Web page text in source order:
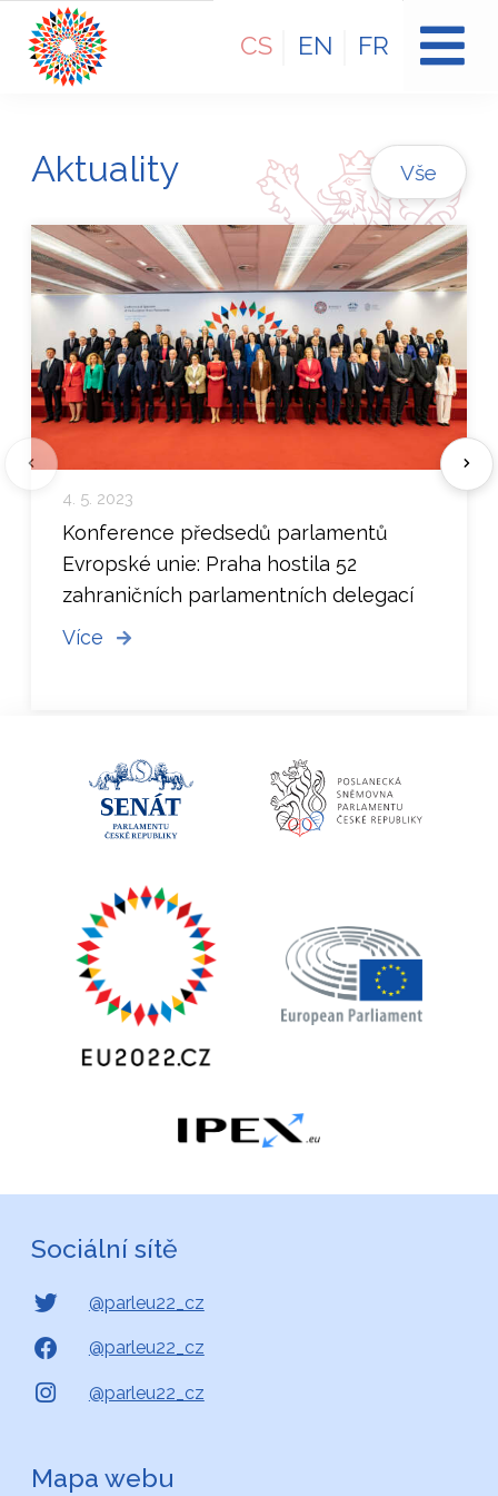
CS EN FR
Aktuality Vše
Konference předsedů parlamentů
Evropské unie: Praha hostila 52
zahraničních parlamentních delegací
4. 5. 2023
Více
Sociální sítě
@parleu22_cz
@parleu22_cz
@parleu22_cz
Mapa webu